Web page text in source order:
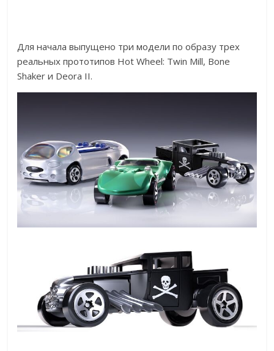
Для начала выпущено три модели по образу трех
реальных прототипов Hot Wheel: Twin Mill, Bone
Shaker и Deora II.